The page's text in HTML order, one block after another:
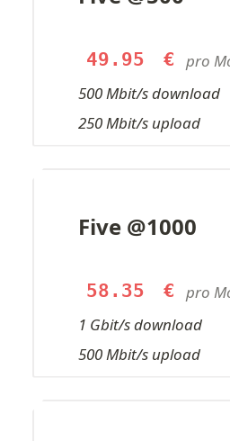
49.95 €
pro
500 Mbit/s download
250 Mbit/s upload
Five @1000
58.35 €
pro
1 Gbit/s download
500 Mbit/s upload